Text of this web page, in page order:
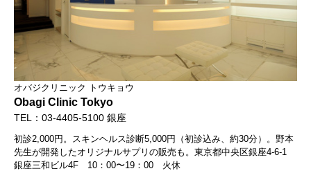
オバジクリニック トウキョウ
Obagi Clinic Tokyo
TEL：03-4405-5100 銀座
初診2,000円。スキンヘルス診断5,000円（初診込み、約30分）。野本
先生が開発したオリジナルサプリの販売も。東京都中央区銀座4-6-1
銀座三和ビル4F 10：00〜19：00 火休